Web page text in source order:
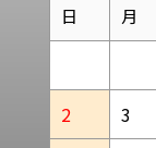
日 月
2
3